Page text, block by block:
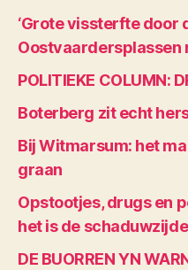
‘Grote vissterfte door
Oostvaardersplassen
POLITIEKE COLUMN:
Boterberg zit echt
Bij Witmarsum: het
graan
Opstootjes, drugs en
het is de
DE BUORREN YN